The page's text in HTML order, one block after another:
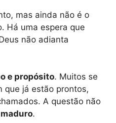
mas ainda não é o
Há uma espera que
não adianta
e propósito. Muitos se
que já estão prontos,
A questão não
maduro.